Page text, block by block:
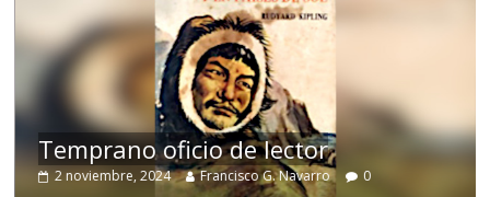
Temprano oficio de lector
2 noviembre, 2024 Francisco G. Navarro 0